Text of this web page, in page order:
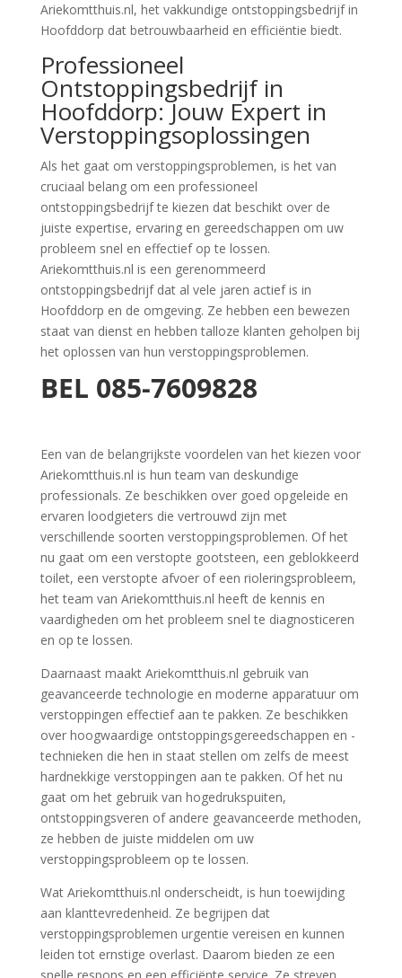
Ariekomtthuis.nl, het vakkundige ontstoppingsbedrijf in
Hoofddorp dat betrouwbaarheid en efficiëntie biedt.
Professioneel
Ontstoppingsbedrijf in
Hoofddorp: Jouw Expert in
Verstoppingsoplossingen
Als het gaat om verstoppingsproblemen, is het van
cruciaal belang om een ​​professioneel
ontstoppingsbedrijf te kiezen dat beschikt over de
juiste expertise, ervaring en gereedschappen om uw
probleem snel en effectief op te lossen.
Ariekomtthuis.nl is een gerenommeerd
ontstoppingsbedrijf dat al vele jaren actief is in
Hoofddorp en de omgeving. Ze hebben een bewezen
staat van dienst en hebben talloze klanten geholpen bij
het oplossen van hun verstoppingsproblemen.
BEL 085-7609828
Een van de belangrijkste voordelen van het kiezen voor
Ariekomtthuis.nl is hun team van deskundige
professionals. Ze beschikken over goed opgeleide en
ervaren loodgieters die vertrouwd zijn met
verschillende soorten verstoppingsproblemen. Of het
nu gaat om een ​​verstopte gootsteen, een geblokkeerd
toilet, een verstopte afvoer of een rioleringsprobleem,
het team van Ariekomtthuis.nl heeft de kennis en
vaardigheden om het probleem snel te diagnosticeren
en op te lossen.
Daarnaast maakt Ariekomtthuis.nl gebruik van
geavanceerde technologie en moderne apparatuur om
verstoppingen effectief aan te pakken. Ze beschikken
over hoogwaardige ontstoppingsgereedschappen en -
technieken die hen in staat stellen om zelfs de meest
hardnekkige verstoppingen aan te pakken. Of het nu
gaat om het gebruik van hogedrukspuiten,
ontstoppingsveren of andere geavanceerde methoden,
ze hebben de juiste middelen om uw
verstoppingsprobleem op te lossen.
Wat Ariekomtthuis.nl onderscheidt, is hun toewijding
aan klanttevredenheid. Ze begrijpen dat
verstoppingsproblemen urgentie vereisen en kunnen
leiden tot ernstige overlast. Daarom bieden ze een